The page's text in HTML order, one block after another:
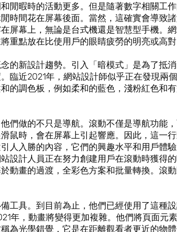
閒暇時的活動更多。但是隨著數字相關工作
時間花在屏幕後面。當然，這確實會導致
屏幕上，無論是台式機還是智慧型手機。
重點放在比使用戶的眼睛疲勞的明亮或高
的新設計趨勢。引入「暗模式」是為了抵
臨近2021年，網站設計師似乎正在發現兩
的調色板，例如柔和的藍色，淺粉紅色和
們做的不只是導航。滾動不僅是導航功能
鼠時，會在屏幕上引起響應。因此，這一
人入勝的內容，它們的興趣水平和用戶體驗
設計人員正在努力創建用戶在滾動時獲得
動畫的過渡，全彩色方案和批量轉換。滾
工具。到目前為止，他們已經使用了這種
年，動畫將變得更加複雜。他們將頁面元
為光學錯覺，它是在距離觀看者更近的物